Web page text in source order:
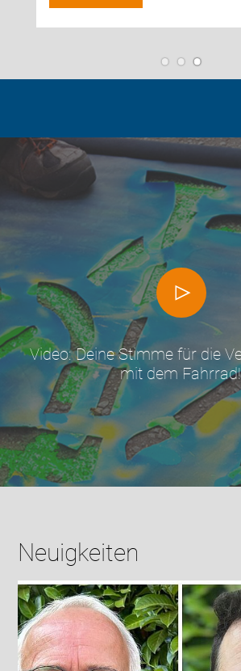
weiterlesen
Video: Deine Stimme für die
mit dem Fahrrad!
Neuigkeiten